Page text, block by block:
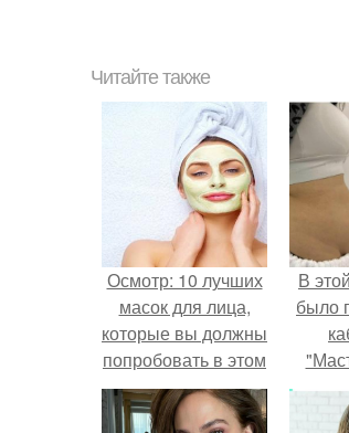
Читайте также
Осмотр: 10 лучших
масок для лица,
которые вы должны
попробовать в этом
году
В
было